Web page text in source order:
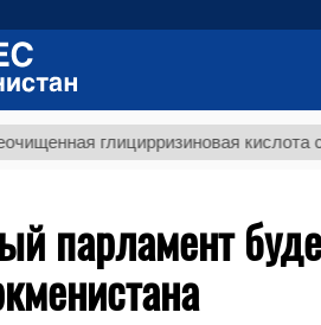
глицирризиновая кислота
парламент